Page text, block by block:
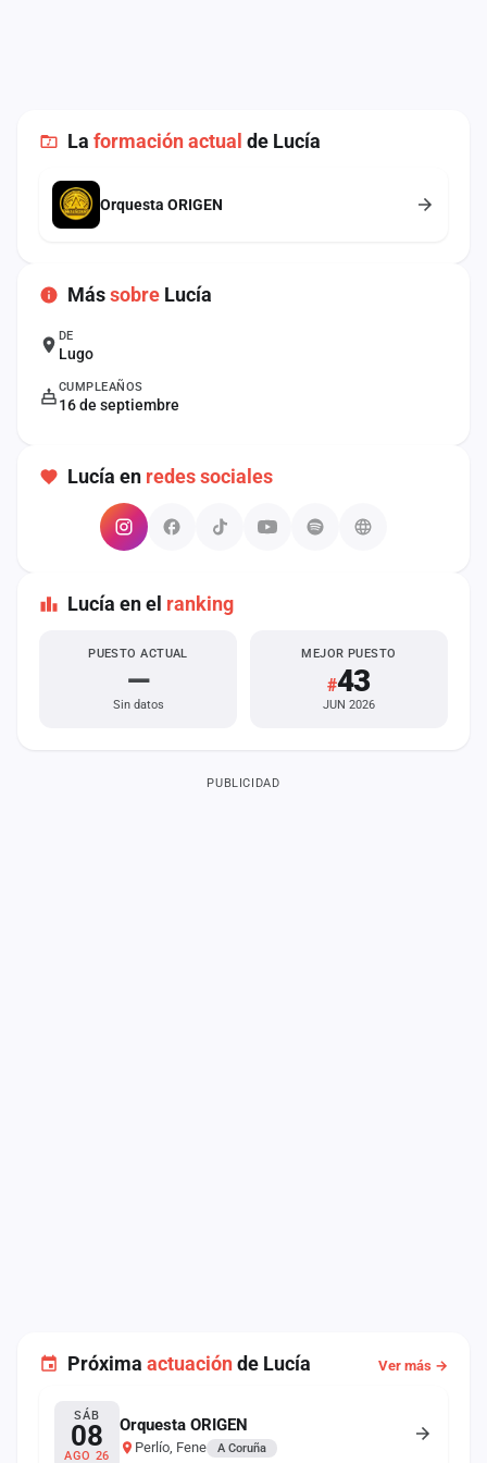
Próxima actuaciónde Lucía Ver más →
SÁB
08
AGO 26
Orquesta ORIGEN
Perlío, Fene A Coruña
La formación actual de Lucía
Orquesta ORIGEN
Mássobre Lucía
DE
Lugo
CUMPLEAÑOS
16 de septiembre
Lucía en redes sociales
Lucía en el ranking
PUESTO ACTUAL
—
Sin datos
MEJOR PUESTO
#43
JUN 2026
PUBLICIDAD